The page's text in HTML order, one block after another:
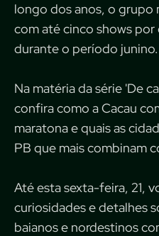
longo dos anos, o grupo
com até cinco shows
durante o período junino.
Na matéria da série 'De
confira como a Cacau
maratona e quais as
PB que mais combinam
Até esta sexta-feira, 21,
curiosidades e detalhes
baianos e nordestinos